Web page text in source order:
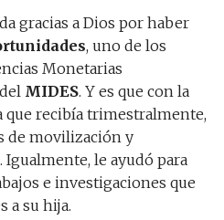
gracias a Dios por haber
, uno de los
Monetarias
MIDES. Y es que con la
recibía trimestralmente,
de movilización y
le ayudó para
e investigaciones que
a su hija.